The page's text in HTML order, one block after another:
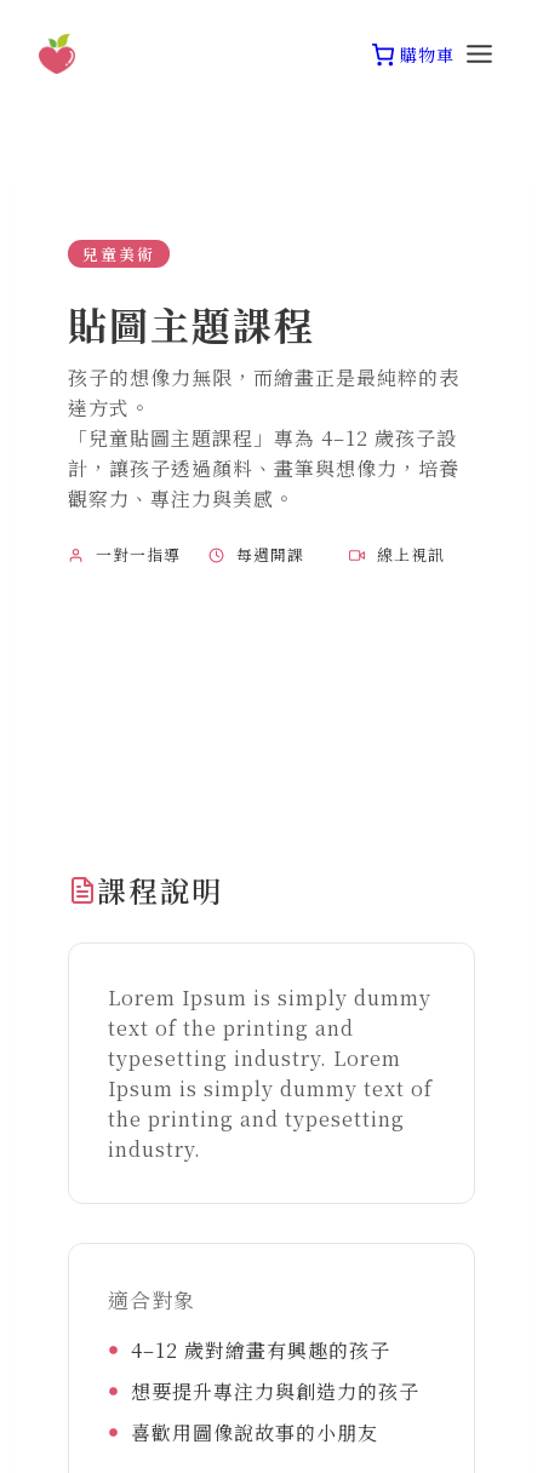
購物車
兒童美術
貼圖主題課程
孩子的想像力無限，而繪畫正是最純粹的表
達方式。
「兒童貼圖主題課程」專為 4–12 歲孩子設
計，讓孩子透過顏料、畫筆與想像力，培養
觀察力、專注力與美感。
一對一指導 每週開課 線上視訊
課程說明
Lorem Ipsum is simply dummy
text of the printing and
typesetting industry. Lorem
Ipsum is simply dummy text of
the printing and typesetting
industry.
適合對象
4–12 歲對繪畫有興趣的孩子
想要提升專注力與創造力的孩子
喜歡用圖像說故事的小朋友